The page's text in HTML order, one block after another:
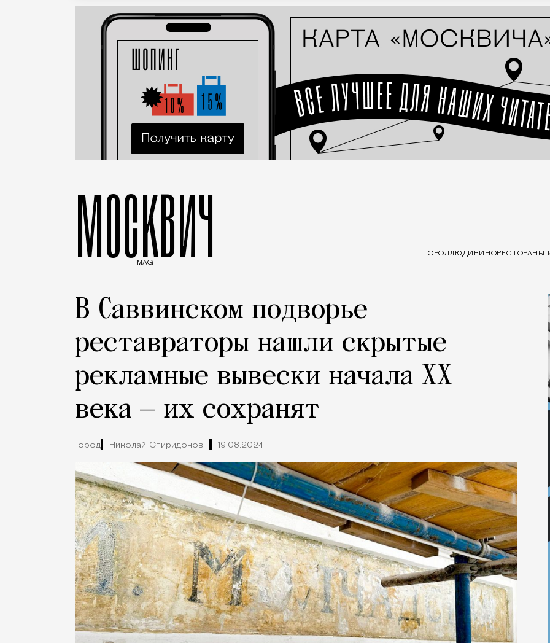
МОСКВИЧ
MAG
ГОРОДЛЮДИ КИНОРЕСТОРАНЫ
В Саввинском подворье
реставраторы нашли скрытые
рекламные вывески начала XX
века — их сохранят
Город Николай Спиридонов 19.08.2024